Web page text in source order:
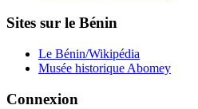
Sites sur le Bénin
Le Bénin/Wikipédia
Musée historique Abomey
Connexion